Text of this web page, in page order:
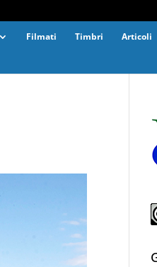
Filmati Timbri
Articoli